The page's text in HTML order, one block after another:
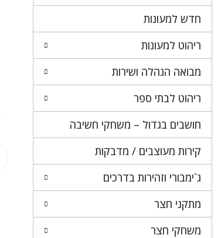
חדש למעונות
ריהוט למעונות
מבואה הנהלה ושירות
ריהוט לבתי ספר
חושבים בגדול – משחקי חשיבה
קירות מעוצבים / מדבקות
ג`ימבורי וזהירות בדרכים
מתקני חצר
משחקי חצר